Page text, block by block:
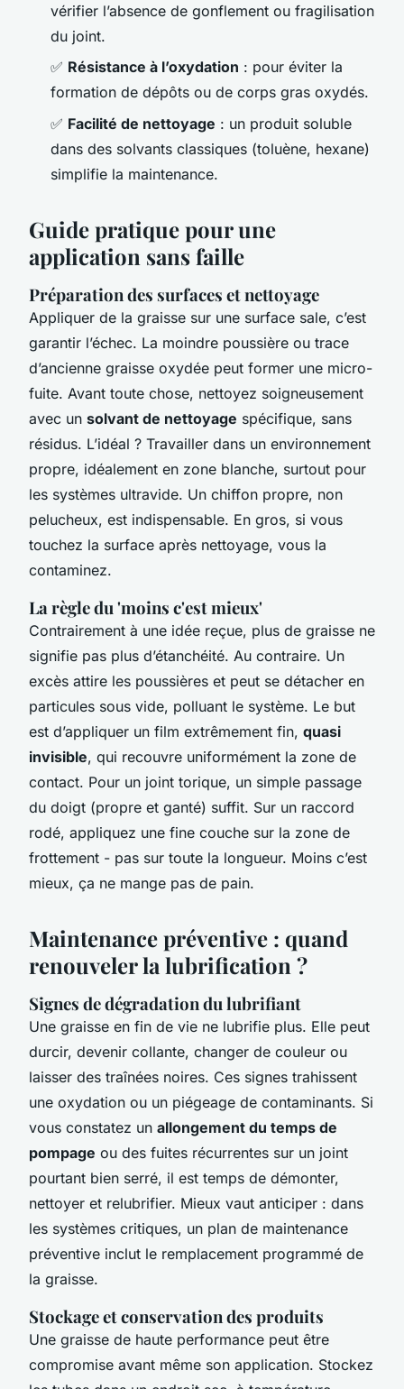
vérifier l’absence de gonflement ou fragilisation
du joint.
✅ Résistance à l’oxydation : pour éviter la
formation de dépôts ou de corps gras oxydés.
✅ Facilité de nettoyage : un produit soluble
dans des solvants classiques (toluène, hexane)
simplifie la maintenance.
Guide pratique pour une
application sans faille
Préparation des surfaces et nettoyage
Appliquer de la graisse sur une surface sale, c’est
garantir l’échec. La moindre poussière ou trace
d’ancienne graisse oxydée peut former une micro-
fuite. Avant toute chose, nettoyez soigneusement
avec un solvant de nettoyage spécifique, sans
résidus. L’idéal ? Travailler dans un environnement
propre, idéalement en zone blanche, surtout pour
les systèmes ultravide. Un chiffon propre, non
pelucheux, est indispensable. En gros, si vous
touchez la surface après nettoyage, vous la
contaminez.
La règle du 'moins c'est mieux'
Contrairement à une idée reçue, plus de graisse ne
signifie pas plus d’étanchéité. Au contraire. Un
excès attire les poussières et peut se détacher en
particules sous vide, polluant le système. Le but
est d’appliquer un film extrêmement fin, quasi
invisible, qui recouvre uniformément la zone de
contact. Pour un joint torique, un simple passage
du doigt (propre et ganté) suffit. Sur un raccord
rodé, appliquez une fine couche sur la zone de
frottement - pas sur toute la longueur. Moins c’est
mieux, ça ne mange pas de pain.
Maintenance préventive : quand
renouveler la lubrification ?
Signes de dégradation du lubrifiant
Une graisse en fin de vie ne lubrifie plus. Elle peut
durcir, devenir collante, changer de couleur ou
laisser des traînées noires. Ces signes trahissent
une oxydation ou un piégeage de contaminants. Si
vous constatez un allongement du temps de
pompage ou des fuites récurrentes sur un joint
pourtant bien serré, il est temps de démonter,
nettoyer et relubrifier. Mieux vaut anticiper : dans
les systèmes critiques, un plan de maintenance
préventive inclut le remplacement programmé de
la graisse.
Stockage et conservation des produits
Une graisse de haute performance peut être
compromise avant même son application. Stockez